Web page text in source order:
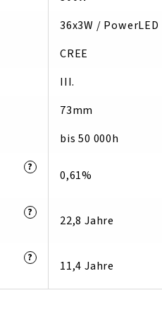
36x3W / PowerLED
CREE
III.
73mm
bis 50 000h
?
0,61%
?
22,8 Jahre
?
11,4 Jahre